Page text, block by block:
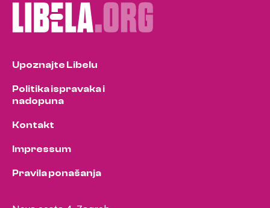
Upoznajte Libelu
Politika ispravaka i
nadopuna
Kontakt
Impressum
Pravila ponašanja